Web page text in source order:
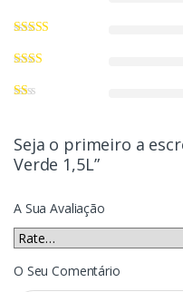
Seja o primeiro a
Verde 1,5L”
A Sua Avaliação
O Seu Comentário